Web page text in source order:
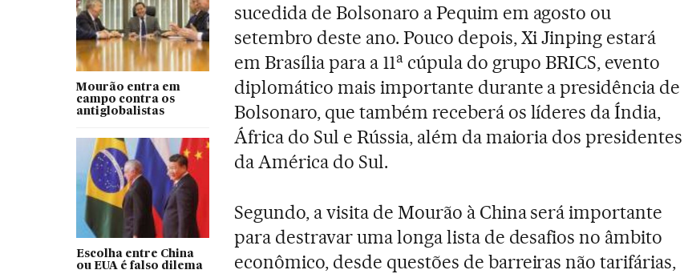
Mourão entra em
campo contra os
antiglobalistas
Escolha entre China
ou EUA é falso dilema
sucedida de Bolsonaro a Pequim em agosto ou
setembro deste ano. Pouco depois, Xi Jinping estará
em Brasília para a 11acúpula do grupo BRICS, evento
diplomático mais importante durante a presidência de
Bolsonaro, que também receberá os líderes da Índia,
África do Sul e Rússia, além da maioria dos presidentes
da América do Sul.
Segundo, a visita de Mourão à China será importante
para destravar uma longa lista de desafios no âmbito
econômico, desde questões de barreiras não tarifárias,